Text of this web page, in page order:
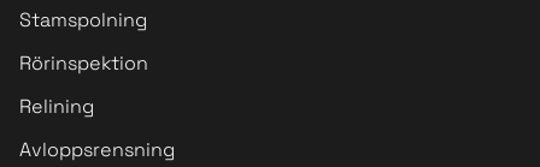
Stamspolning
Rörinspektion
Relining
Avloppsrensning